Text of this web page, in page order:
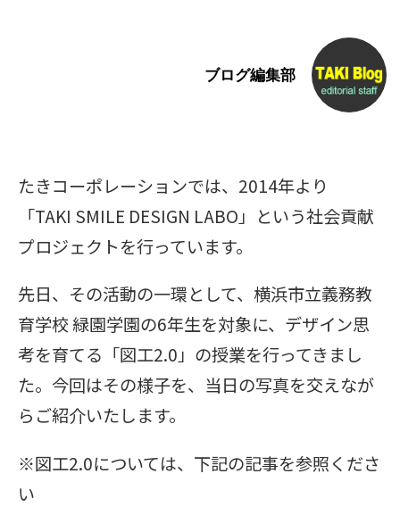
ブログ編集部
たきコーポレーションでは、2014年より
「TAKI SMILE DESIGN LABO」という社会貢献
プロジェクトを行っています。
先日、その活動の一環として、横浜市立義務教
育学校 緑園学園の6年生を対象に、デザイン思
考を育てる「図工2.0」の授業を行ってきまし
た。今回はその様子を、当日の写真を交えなが
らご紹介いたします。
※図工2.0については、下記の記事を参照くださ
い